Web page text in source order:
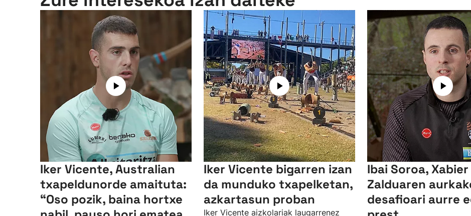
Iker Vicente, Australian
txapeldunorde amaituta:
“Oso pozik, baina hortxe
Iker Vicente bigarren izan
da munduko txapelketan,
azkartasun proban
Iker Vicente aizkolariak laugarrenez
Ibai Soroa, Xabier
Zalduaren
desafioari aurre